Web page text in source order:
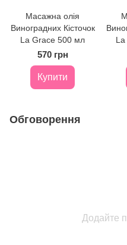
Масажна олія
Виноградних Кісточок
La Grace 500 мл
570 грн
Купити
Обговорення
Додайте